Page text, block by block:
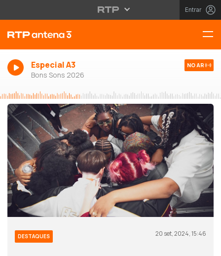
Entrar
Especial A3
Bons Sons 2026
NO AR
DESTAQUES 20 set, 2024, 15:46